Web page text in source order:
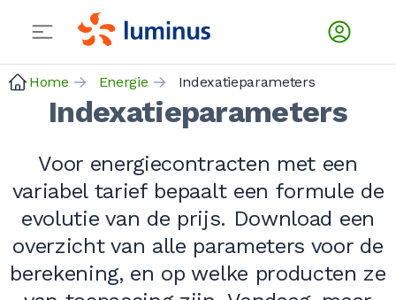
Home Energie Indexatieparameters
Indexatieparameters
Voor energiecontracten met een
variabel tarief bepaalt een formule de
evolutie van de prijs. Download een
overzicht van alle parameters voor de
berekening, en op welke producten ze